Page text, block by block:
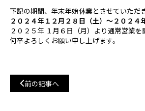
下記の期間、年末年始休業とさせていただ
２０２４年１２月２８日（土）～２０２４
２０２５年 １月６日（月）より通常営業を
何卒よろしくお願い申し上げます。
前の記事へ